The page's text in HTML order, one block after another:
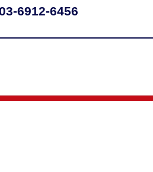
6912-6456